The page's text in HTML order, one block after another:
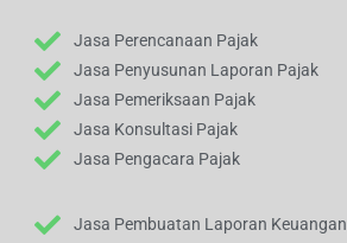
Jasa Perencanaan Pajak
Jasa Penyusunan Laporan Pajak
Jasa Pemeriksaan Pajak
Jasa Konsultasi Pajak
Jasa Pengacara Pajak
Jasa Pembuatan Laporan Keuangan